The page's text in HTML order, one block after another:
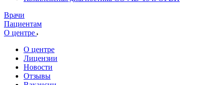
Врачи
Пациентам
О центре
О центре
Лицензии
Новости
Отзывы